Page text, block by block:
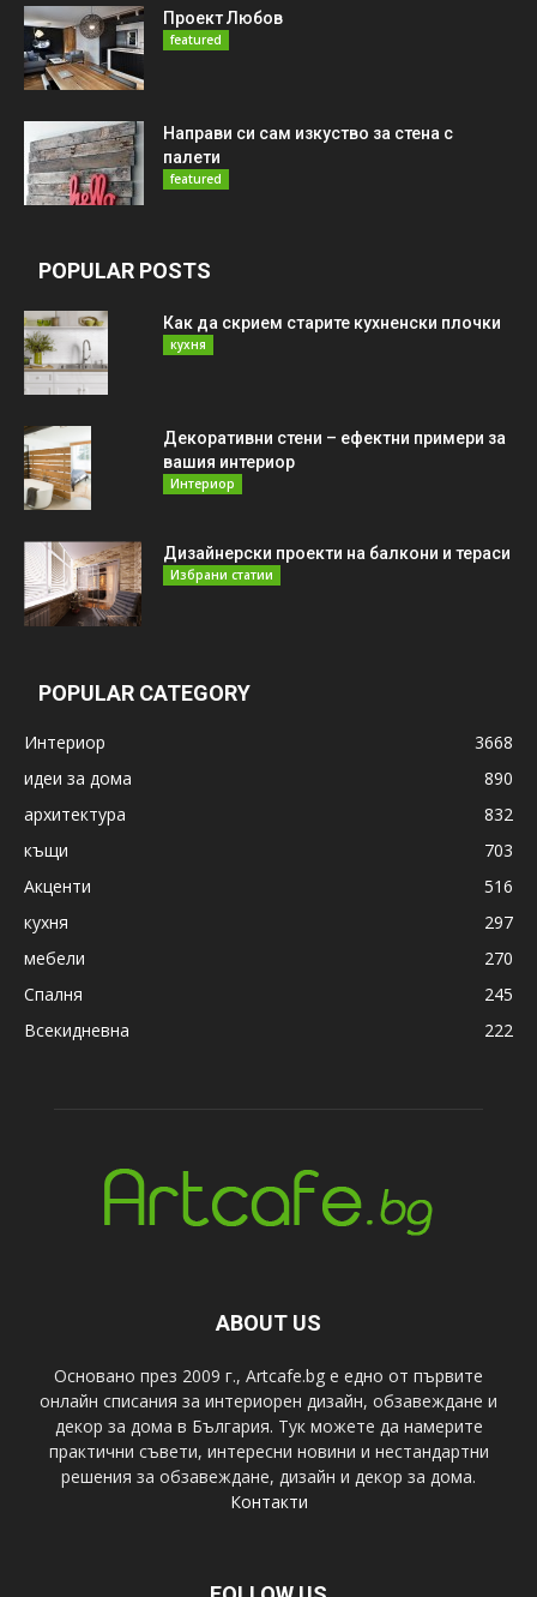
Проект Любов
featured
Направи си сам изкуство за стена с
палети
featured
POPULAR POSTS
Как да скрием старите кухненски плочки
кухня
Декоративни стени – ефектни примери за
вашия интериор
Интериор
Дизайнерски проекти на балкони и тераси
Избрани статии
POPULAR CATEGORY
Интериор
3668
идеи за дома
890
архитектура
832
къщи
703
Акценти
516
кухня
297
мебели
270
Спалня
245
Всекидневна
222
ABOUT US
Основано през 2009 г., Artcafe.bg е едно от първите
онлайн списания за интериорен дизайн, обзавеждане и
декор за дома в България. Тук можете да намерите
практични съвети, интересни новини и нестандартни
решения за обзавеждане, дизайн и декор за дома.
Контакти